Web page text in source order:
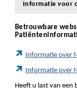
Informatie voor
Betrouwbare
Informatie over
Informatie over
Heeft u last van